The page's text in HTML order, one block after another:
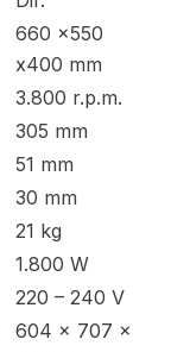
660 x550
x400 mm
3.800 r.p.m.
305 mm
51 mm
30 mm
21 kg
1.800 W
220 – 240 V
604 x 707 x